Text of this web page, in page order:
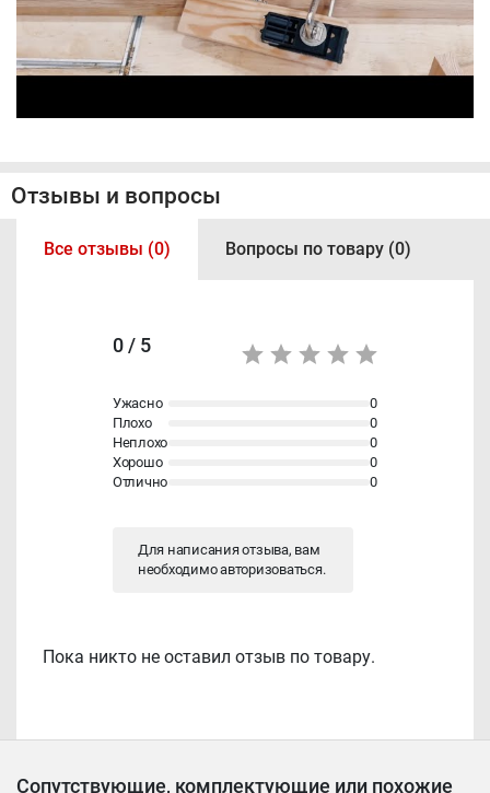
Отзывы и вопросы
Все отзывы (0) Вопросы по товару (0)
Пока никто не оставил отзыв по товару.
0 / 5
Ужасно
0
Плохо
0
Неплохо
0
Хорошо
0
Отлично
0
Для написания отзыва, вам
необходимоавторизоваться.
Сопутствующие, комплектующие или похожие